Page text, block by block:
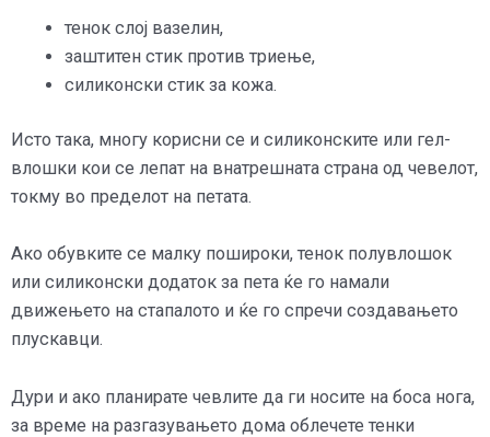
тенок слој вазелин,
заштитен стик против триење,
силиконски стик за кожа.
Исто така, многу корисни се и силиконските или гел-
влошки кои се лепат на внатрешната страна од чевелот,
токму во пределот на петата.
Ако обувките се малку пошироки, тенок полувлошок
или силиконски додаток за пета ќе го намали
движењето на стапалото и ќе го спречи создавањето
плускавци.
Дури и ако планирате чевлите да ги носите на боса нога,
за време на разгазувањето дома облечете тенки